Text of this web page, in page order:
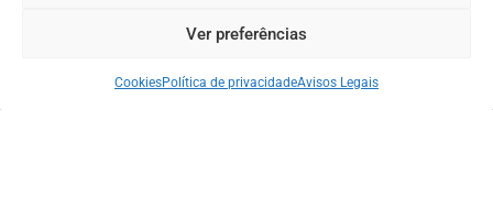
Ver preferências
CookiesPolítica de privacidadeAvisos Legais